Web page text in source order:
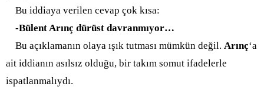
Bu iddiaya verilen cevap çok kısa:
-Bülent Arınç dürüst davranmıyor…
Bu açıklamanın olaya ışık tutması mümkün değil. Arınç‘a
ait iddianın asılsız olduğu, bir takım somut ifadelerle
ispatlanmalıydı.